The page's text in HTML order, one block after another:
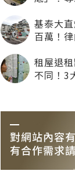
基泰大
百萬！
租屋退
不同！3